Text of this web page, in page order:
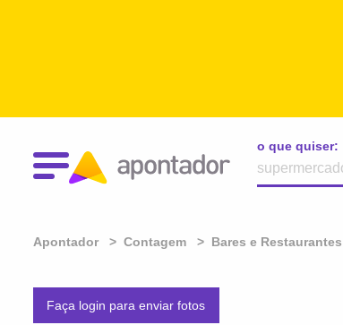
o que quiser:
Apontador Contagem Bares e Restaurantes
Faça login para enviar fotos